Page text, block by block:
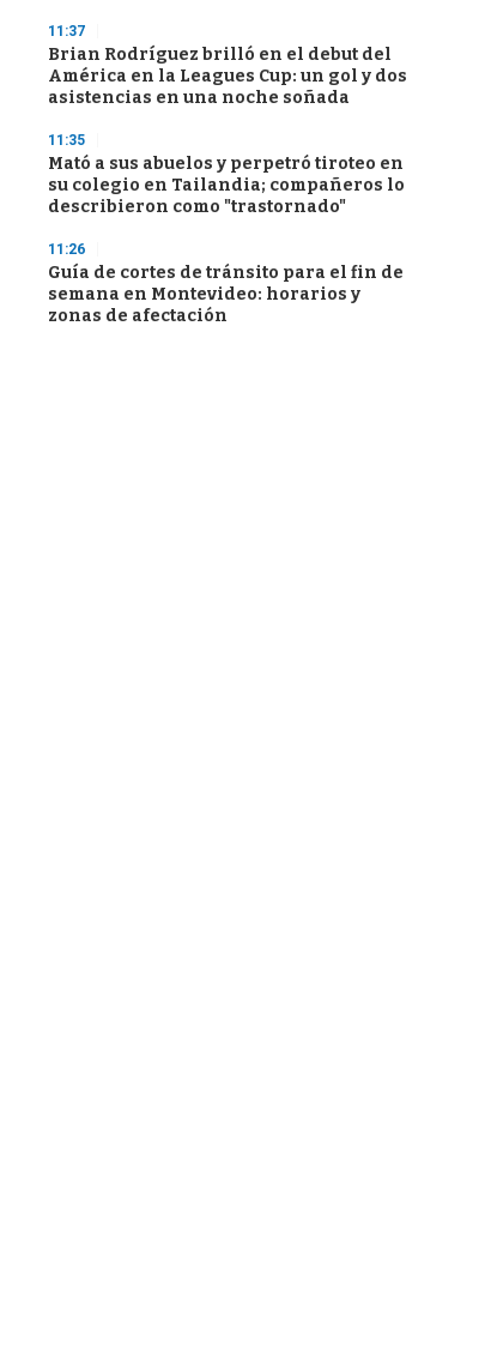
11:37
Brian Rodríguez brilló en el debut del
América en la Leagues Cup: un gol y dos
asistencias en una noche soñada
11:35
Mató a sus abuelos y perpetró tiroteo en
su colegio en Tailandia; compañeros lo
describieron como "trastornado"
11:26
Guía de cortes de tránsito para el fin de
semana en Montevideo: horarios y
zonas de afectación